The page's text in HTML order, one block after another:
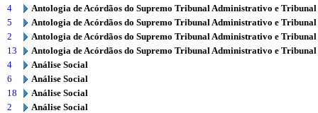
4
Antologia de Acórdãos do Supremo Tribunal Administrativo e
5
Antologia de Acórdãos do Supremo Tribunal Administrativo e
2
Antologia de Acórdãos do Supremo Tribunal Administrativo e
13
Antologia de Acórdãos do Supremo Tribunal Administrativo e
4
Análise Social
6
Análise Social
18
Análise Social
2
Análise Social